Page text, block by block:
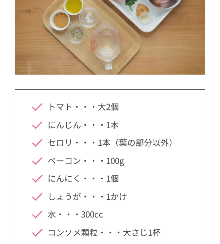
トマト・・・大2個
にんじん・・・1本
セロリ・・・1本（葉の部分以外）
ベーコン・・・100g
にんにく・・・1個
しょうが・・・1かけ
水・・・300cc
コンソメ顆粒・・・大さじ1杯